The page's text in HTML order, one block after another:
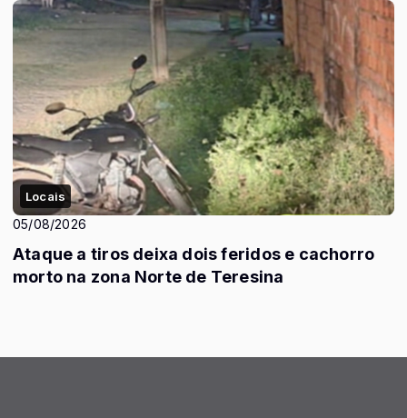
Locais
05/08/2026
Ataque a tiros deixa dois feridos e cachorro
morto na zona Norte de Teresina